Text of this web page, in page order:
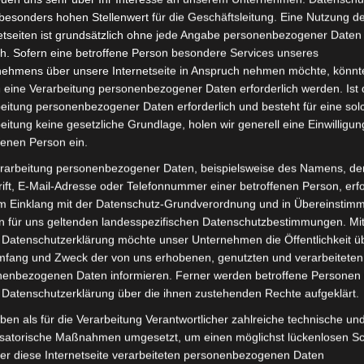
inkl. 19 % MwSt.
Lieferzeit:
Versandfertig
Rezensionen (0)
Cargo Volt (Modell: BP150, Hersteller: Saige).
für eine optimale Fahrleistung. Weitere
.
hohen Stellenwert für die Geschäftsleitung. Eine Nutzung
ist grundsätzlich ohne jede Angabe personenbezogener Daten
Sofern eine betroffene Person besondere Services unseres
über unsere Internetseite in Anspruch nehmen möchte,
eine Verarbeitung personenbezogener Daten erforderlich werden. Ist
personenbezogener Daten erforderlich und besteht für eine
keine gesetzliche Grundlage, holen wir generell eine
Person ein.
personenbezogener Daten, beispielsweise des Namens,
E-Mail-Adresse oder Telefonnummer einer betroffenen Person,
Einklang mit der Datenschutz-Grundverordnung und in
für uns geltenden landesspezifischen Datenschutzbestimmungen.
möchte unser Unternehmen die Öffentlichkeit
und Zweck der von uns erhobenen, genutzten und verarbeiteten
Daten informieren. Ferner werden betroffene Personen
über die ihnen zustehenden Rechte aufgeklärt.
als für die Verarbeitung Verantwortlicher zahlreiche technische und
Maßnahmen umgesetzt, um einen möglichst lückenlosen
diese Internetseite verarbeiteten personenbezogenen Daten